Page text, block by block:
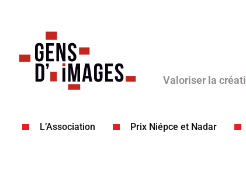
Valoriser la
L’Association Prix Niépce et Nadar